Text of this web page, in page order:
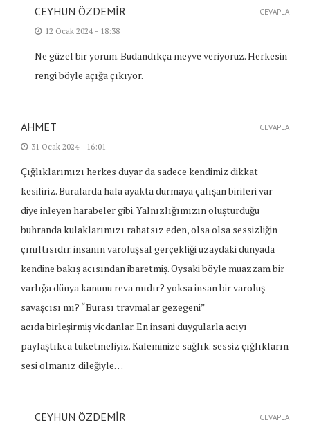
CEYHUN ÖZDEMIR
12 Ocak 2024 - 18:38
Ne güzel bir yorum. Budandıkça meyve veriyoruz. Herkesin
rengi böyle açığa çıkıyor.
CEVAPLA
AHMET
31 Ocak 2024 - 16:01
Çığlıklarımızı herkes duyar da sadece kendimiz dikkat
kesiliriz. Buralarda hala ayakta durmaya çalışan birileri var
diye inleyen harabeler gibi. Yalnızlığımızın oluşturduğu
buhranda kulaklarımızı rahatsız eden, olsa olsa sessizliğin
çınıltısıdır. insanın varoluşsal gerçekliği uzaydaki dünyada
kendine bakış acısından ibaretmiş. Oysaki böyle muazzam bir
varlığa dünya kanunu reva mıdır? yoksa insan bir varoluş
savaşcısı mı? “Burası travmalar gezegeni”
acıda birleşirmiş vicdanlar. En insani duygularla acıyı
paylaştıkca tüketmeliyiz. Kaleminize sağlık. sessiz çığlıkların
sesi olmanız dileğiyle…
CEVAPLA
CEYHUN ÖZDEMIR CEVAPLA